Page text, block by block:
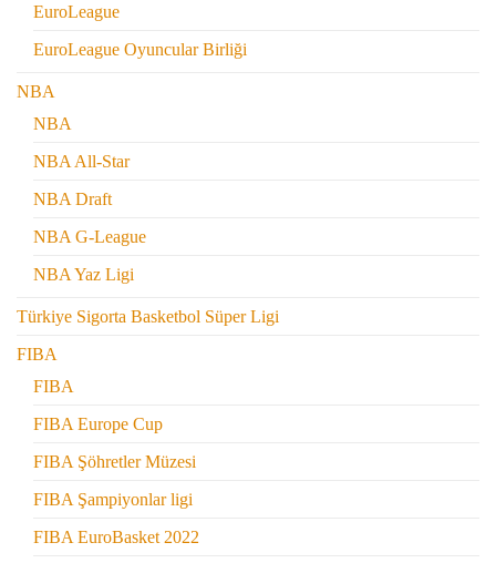
EuroLeague
EuroLeague Oyuncular Birliği
NBA
NBA
NBA All-Star
NBA Draft
NBA G-League
NBA Yaz Ligi
Türkiye Sigorta Basketbol Süper Ligi
FIBA
FIBA
FIBA Europe Cup
FIBA Şöhretler Müzesi
FIBA Şampiyonlar ligi
FIBA EuroBasket 2022